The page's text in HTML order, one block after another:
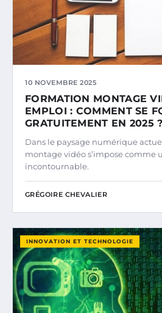
10 NOVEMBRE 2025
FORMATION MONTAGE
EMPLOI : COMMENT SE
GRATUITEMENT EN 2025 ?
Dans le paysage numérique
montage vidéo s’impose comme
incontournable.
GRÉGOIRE CHEVALIER
INNOVATION ET TECHNOLOGIE